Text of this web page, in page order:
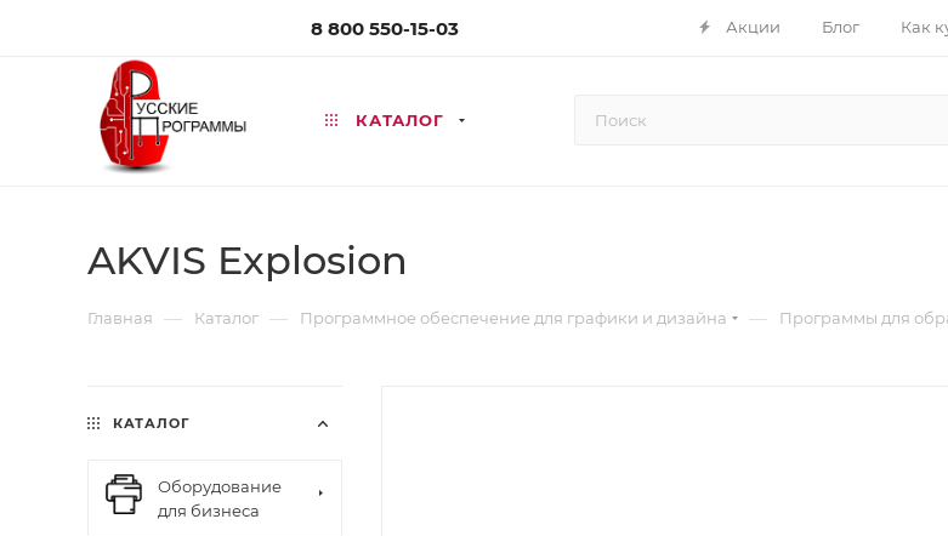
8 800 550-15-03 Акции Блог Как
КАТАЛОГ
AKVIS Explosion
Главная — Каталог — Программное обеспечение для графики и дизайна — Программы для
КАТАЛОГ
Оборудование
для бизнеса